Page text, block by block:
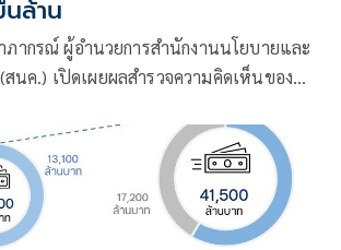
ล้าน
กรณ์ ผู้อำนวยการสำนักงานนโยบายและ
นค.) เปิดเผยผลสำรวจความคิดเห็นของ
ทั่วประเทศ เกี่ยวกับพฤติกรรมการเดินทาง
อยในช่วงเทศกาลสงกรานต์ในปีนี้